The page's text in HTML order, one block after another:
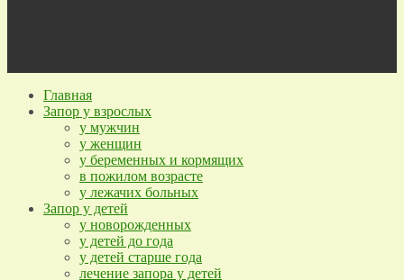
Главная
Запор у взрослых
у мужчин
у женщин
у беременных и кормящих
в пожилом возрасте
у лежачих больных
Запор у детей
у новорожденных
у детей до года
у детей старше года
лечение запора у детей